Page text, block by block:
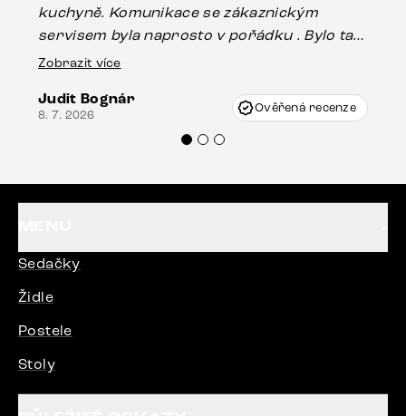
kuchyně. Komunikace se zákaznickým
servisem byla naprosto v pořádku . Bylo tam
drobné poškození u nohy stolu, které mohlo
Vincze mi velmi korektně vyšli vstříc.
Doporučuji produkty Delife všem.“
Zobrazit více
Judit Bognár
8. 7. 2026 Ověřená recenze
Sedačky
Židle
Postele
Stoly